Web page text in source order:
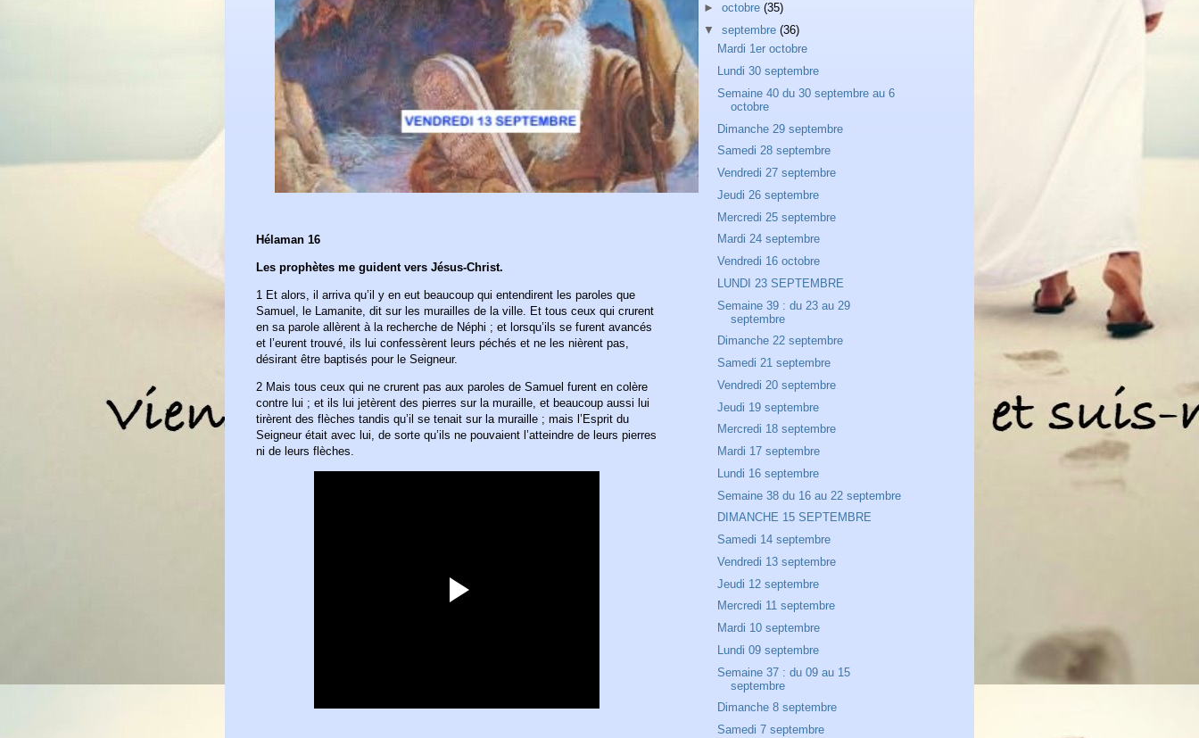
Hélaman 16
Les prophètes me guident vers Jésus-Christ.
1 Et alors, il arriva qu’il y en eut beaucoup qui entendirent les paroles que
Samuel, le Lamanite, dit sur les murailles de la ville. Et tous ceux qui crurent
en sa parole allèrent à la recherche de Néphi ; et lorsqu’ils se furent avancés
et l’eurent trouvé, ils lui confessèrent leurs péchés et ne les nièrent pas,
désirant être baptisés pour le Seigneur.
2 Mais tous ceux qui ne crurent pas aux paroles de Samuel furent en colère
contre lui ; et ils lui jetèrent des pierres sur la muraille, et beaucoup aussi lui
tirèrent des flèches tandis qu’il se tenait sur la muraille ; mais l’Esprit du
Seigneur était avec lui, de sorte qu’ils ne pouvaient l’atteindre de leurs pierres
ni de leurs flèches.
► octobre (35)
▼ septembre (36)
Mardi 1er octobre
Lundi 30 septembre
Semaine 40 du 30 septembre au 6
octobre
Dimanche 29 septembre
Samedi 28 septembre
Vendredi 27 septembre
Jeudi 26 septembre
Mercredi 25 septembre
Mardi 24 septembre
Vendredi 16 octobre
LUNDI 23 SEPTEMBRE
Semaine 39 : du 23 au 29
septembre
Dimanche 22 septembre
Samedi 21 septembre
Vendredi 20 septembre
Jeudi 19 septembre
Mercredi 18 septembre
Mardi 17 septembre
Lundi 16 septembre
Semaine 38 du 16 au 22 septembre
DIMANCHE 15 SEPTEMBRE
Samedi 14 septembre
Vendredi 13 septembre
Jeudi 12 septembre
Mercredi 11 septembre
Mardi 10 septembre
Lundi 09 septembre
Semaine 37 : du 09 au 15
septembre
Dimanche 8 septembre
Samedi 7 septembre